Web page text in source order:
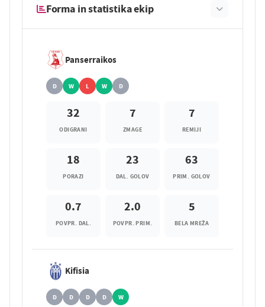
Forma in statistika ekip
Panserraikos
D W L W D
32
ODIGRANI
7
ZMAGE
7
REMIJI
18
PORAZI
23
DAL. GOLOV
63
PRIM. GOLOV
0.7
POVPR. DAL.
2.0
POVPR. PRIM.
5
BELA MREŽA
Kifisia
D D D D W